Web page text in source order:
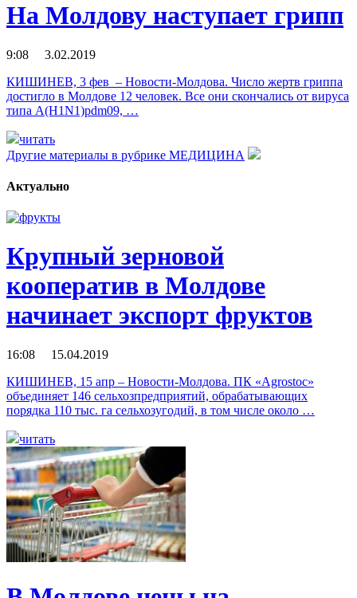
На Молдову наступает грипп
9:08 3.02.2019
КИШИНЕВ, 3 фев – Новости-Молдова. Число жертв гриппа
достигло в Молдове 12 человек. Все они скончались от вируса
типа A(H1N1)pdm09, …
читать
Другие материалы в рубрике МЕДИЦИНА
Актуально
Крупный зерновой
кооператив в Молдове
начинает экспорт фруктов
16:08 15.04.2019
КИШИНЕВ, 15 апр – Новости-Молдова. ПК «Agrostoc»
объединяет 146 сельхозпредприятий, обрабатывающих
порядка 110 тыс. га сельхозугодий, в том числе около …
читать